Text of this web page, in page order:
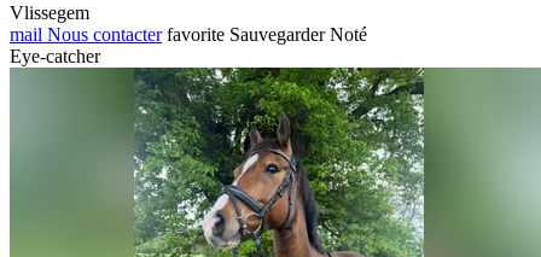
Vlissegem
mail Nous contacter favorite Sauvegarder Noté
Eye-catcher